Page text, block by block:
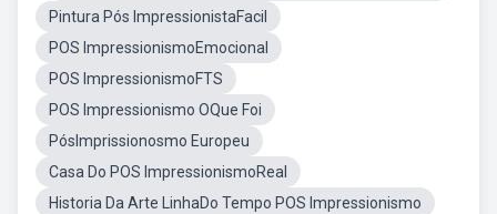
Pintura Pós ImpressionistaFacil
POS ImpressionismoEmocional
POS ImpressionismoFTS
POS Impressionismo OQue Foi
PósImprissionosmo Europeu
Casa Do POS ImpressionismoReal
Historia Da Arte LinhaDo Tempo POS Impressionismo